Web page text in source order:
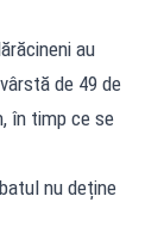
au
de 49 de
în timp ce se
nu deține